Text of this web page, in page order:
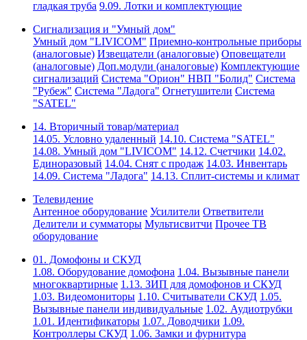
гладкая труба 9.09. Лотки и комплектующие
Сигнализация и "Умный дом"
Умный дом "LIVICOM" Приемно-контрольные приборы
(аналоговые) Извещатели (аналоговые) Оповещатели
(аналоговые) Доп.модули (аналоговые) Комплектующие
сигнализаций Система "Орион" НВП "Болид" Система
"Рубеж" Система "Ладога" Огнетушители Система
"SATEL"
14. Вторичный товар/материал
14.05. Условно удаленный 14.10. Система "SATEL"
14.08. Умный дом "LIVICOM" 14.12. Счетчики 14.02.
Единоразовый 14.04. Снят с продаж 14.03. Инвентарь
14.09. Система "Ладога" 14.13. Сплит-системы и климат
Телевидение
Антенное оборудование Усилители Ответвители
Делители и сумматоры Мультисвитчи Прочее ТВ
оборудование
01. Домофоны и СКУД
1.08. Оборудование домофона 1.04. Вызывные панели
многоквартирные 1.13. ЗИП для домофонов и СКУД
1.03. Видеомониторы 1.10. Считыватели СКУД 1.05.
Вызывные панели индивидуальные 1.02. Аудиотрубки
1.01. Идентификаторы 1.07. Доводчики 1.09.
Контроллеры СКУД 1.06. Замки и фурнитура